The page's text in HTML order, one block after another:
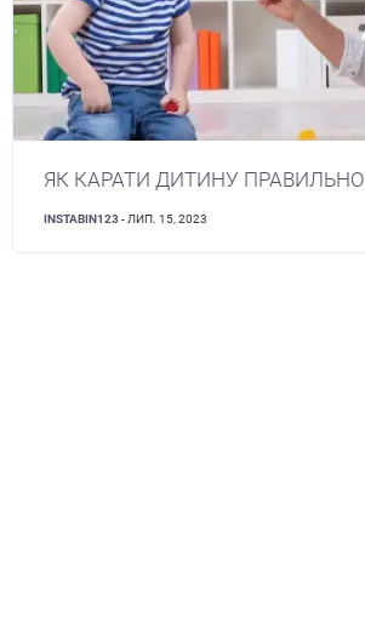
ЯК КАРАТИ ДИТИНУ ПРАВИЛЬНО
INSTABIN123 - ЛИП. 15, 2023